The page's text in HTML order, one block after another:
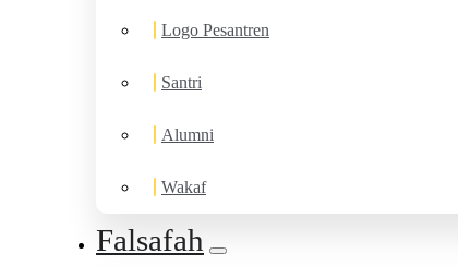
Logo Pesantren
Santri
Alumni
Wakaf
Falsafah